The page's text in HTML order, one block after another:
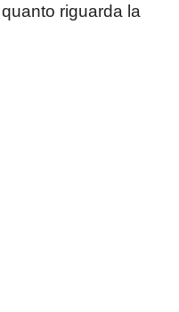
riguarda la